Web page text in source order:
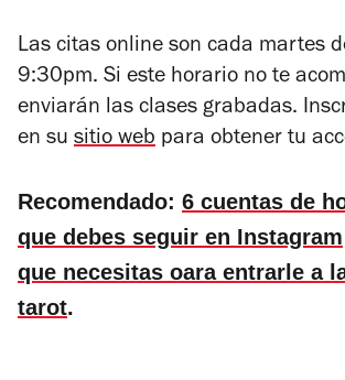
Las citas online son cada martes
9:30pm. Si este horario no te
enviarán las clases grabadas.
en su sitio web para obtener tu
Recomendado: 6 cuentas de
que debes seguir en Instagram
que necesitas oara entrarle a
tarot.